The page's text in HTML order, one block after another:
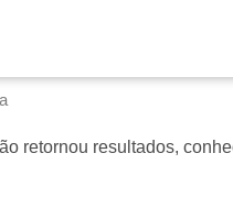
retornou resultados,